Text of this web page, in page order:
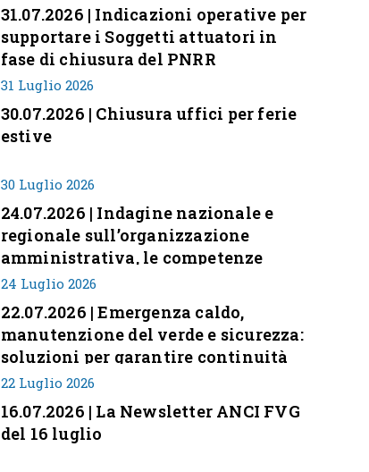
31.07.2026 | Indicazioni operative per
supportare i Soggetti attuatori in
fase di chiusura del PNRR
31 Luglio 2026
30.07.2026 | Chiusura uffici per ferie
estive
30 Luglio 2026
24.07.2026 | Indagine nazionale e
regionale sull’organizzazione
amministrativa, le competenze
professionali e i modelli di gestione
nei piccoli Comuni italiani
24 Luglio 2026
22.07.2026 | Emergenza caldo,
manutenzione del verde e sicurezza:
soluzioni per garantire continuità
servizi
22 Luglio 2026
16.07.2026 | La Newsletter ANCI FVG
del 16 luglio